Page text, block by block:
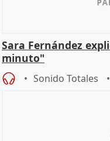
Sara Fernández
minuto"
Sonido Totales